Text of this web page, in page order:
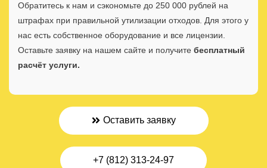
Обратитесь к нам и сэкономьте до 250 000 рублей на
штрафах при правильной утилизации отходов. Для этого у
нас есть собственное оборудование и все лицензии.
Оставьте заявку на нашем сайте и получите бесплатный
расчёт услуги.
Оставить заявку
+7 (812) 313-24-97